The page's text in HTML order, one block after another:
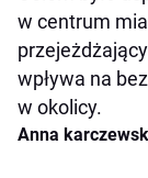
w centrum
wpływa na
w okolicy.
Anna